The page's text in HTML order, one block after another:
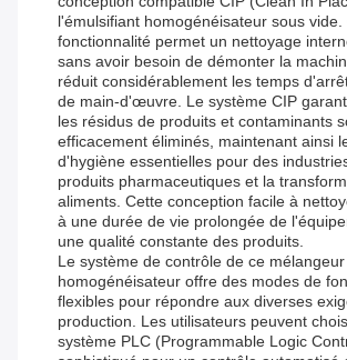
l'émulsifiant homogénéisateur sous vide.
fonctionnalité permet un nettoyage
sans avoir besoin de démonter la
réduit considérablement les temps
de main-d'œuvre. Le système CIP
les résidus de produits et contaminants
efficacement éliminés, maintenant ainsi
d'hygiène essentielles pour des
produits pharmaceutiques et la
aliments. Cette conception facile à
à une durée de vie prolongée de
une qualité constante des produits.
Le système de contrôle de ce
homogénéisateur offre des modes de
flexibles pour répondre aux diverses
production. Les utilisateurs peuvent
système PLC (Programmable Logic